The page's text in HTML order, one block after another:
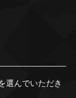
選んでいただき